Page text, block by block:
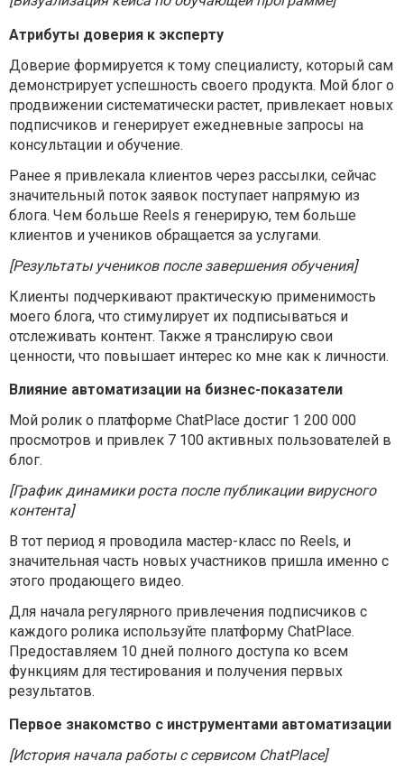
Атрибуты доверия к эксперту
Доверие формируется к тому специалисту, который сам
демонстрирует успешность своего продукта. Мой блог о
продвижении систематически растет, привлекает новых
подписчиков и генерирует ежедневные запросы на
консультации и обучение.
Ранее я привлекала клиентов через рассылки, сейчас
значительный поток заявок поступает напрямую из
блога. Чем больше Reels я генерирую, тем больше
клиентов и учеников обращается за услугами.
[Результаты учеников после завершения обучения]
Клиенты подчеркивают практическую применимость
моего блога, что стимулирует их подписываться и
отслеживать контент. Также я транслирую свои
ценности, что повышает интерес ко мне как к личности.
Влияние автоматизации на бизнес-показатели
Мой ролик о платформе ChatPlace достиг 1 200 000
просмотров и привлек 7 100 активных пользователей в
блог.
[График динамики роста после публикации вирусного
контента]
В тот период я проводила мастер-класс по Reels, и
значительная часть новых участников пришла именно с
этого продающего видео.
Для начала регулярного привлечения подписчиков с
каждого ролика используйте платформу ChatPlace.
Предоставляем 10 дней полного доступа ко всем
функциям для тестирования и получения первых
результатов.
Первое знакомство с инструментами автоматизации
[История начала работы с сервисом ChatPlace]